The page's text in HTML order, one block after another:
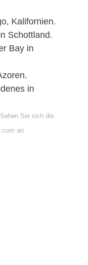
Kalifornien.
Schottland.
Bay in
in
Sehen Sie sich die
an